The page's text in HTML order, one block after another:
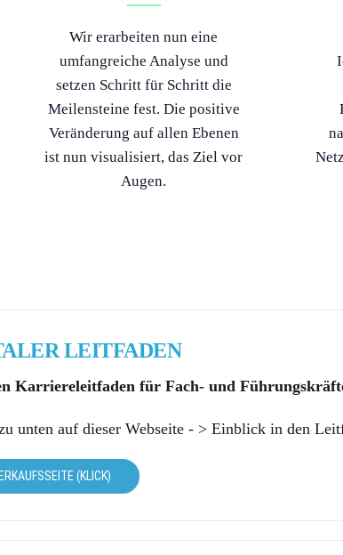
Wir erarbeiten nun eine
umfangreiche Analyse und
setzen Schritt für Schritt die
Meilensteine fest. Die positive
Veränderung auf allen Ebenen
ist nun visualisiert, das Ziel vor
Augen.
LEITFADEN
Karriereleitfaden für Fach- und
unten auf dieser Webseite - > Einblick in den
(KLICK)